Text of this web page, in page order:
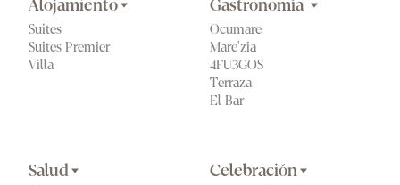
Alojamiento
Suites
Suites Premier
Villa
Gastronomía
Ocumare
Mare'zia
4FU3GOS
Terraza
El Bar
Salud Celebración